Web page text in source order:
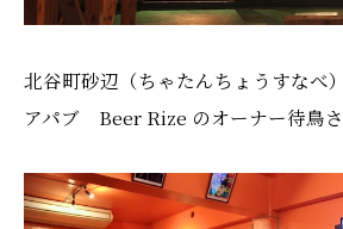
北谷町砂辺（ちゃたんちょうすなべ
アパブ Beer Rize のオーナー待鳥さ